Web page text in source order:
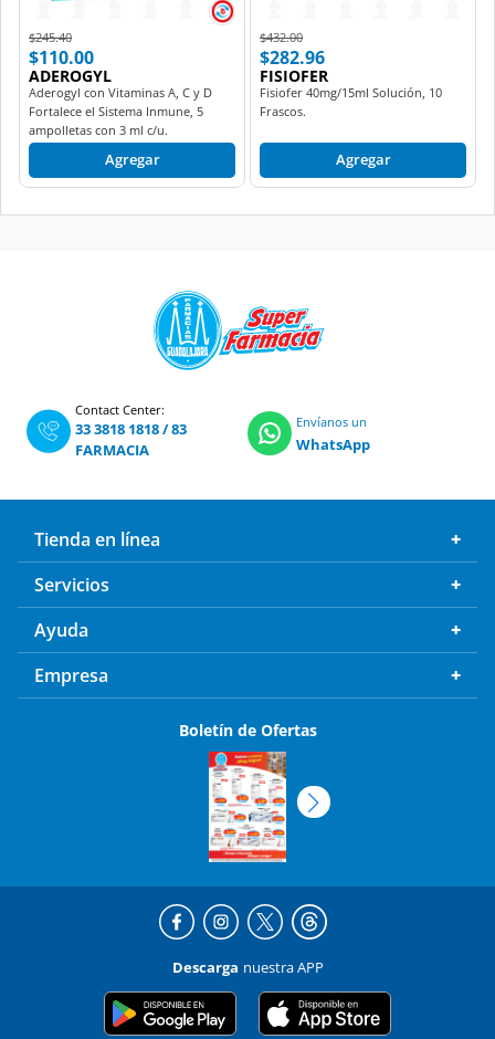
Price reduced from
$245.40to
$110.00
ADEROGYL
Aderogyl con Vitaminas A, C y D
Fortalece el Sistema Inmune, 5
ampolletas con 3 ml c/u.
Agregar
Price reduced from
$432.00to
$282.96
FISIOFER
Fisiofer 40mg/15ml Solución, 10
Frascos.
Agregar
Contact Center:
33 3818 1818/83
FARMACIA
Envíanos un
WhatsApp
Tienda en línea
Servicios
Ayuda
Empresa
Boletín de Ofertas
Descarga nuestra APP